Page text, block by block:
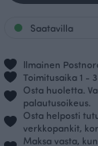
Saatavilla
Ilmainen
Toimitusaika 1 -
Osta huoletta.
palautusoikeus.
Osta helposti
verkkopankit,
Maksa vasta,